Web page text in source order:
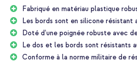
Fabriqué en matériau plastique
Les bords sont en silicone résistant
Doté d’une poignée robuste avec
Le dos et les bords sont résistants
Conforme à la norme militaire de